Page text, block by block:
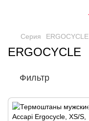
Серия ERGOCYCLE
ERGOCYCLE
Фильтр